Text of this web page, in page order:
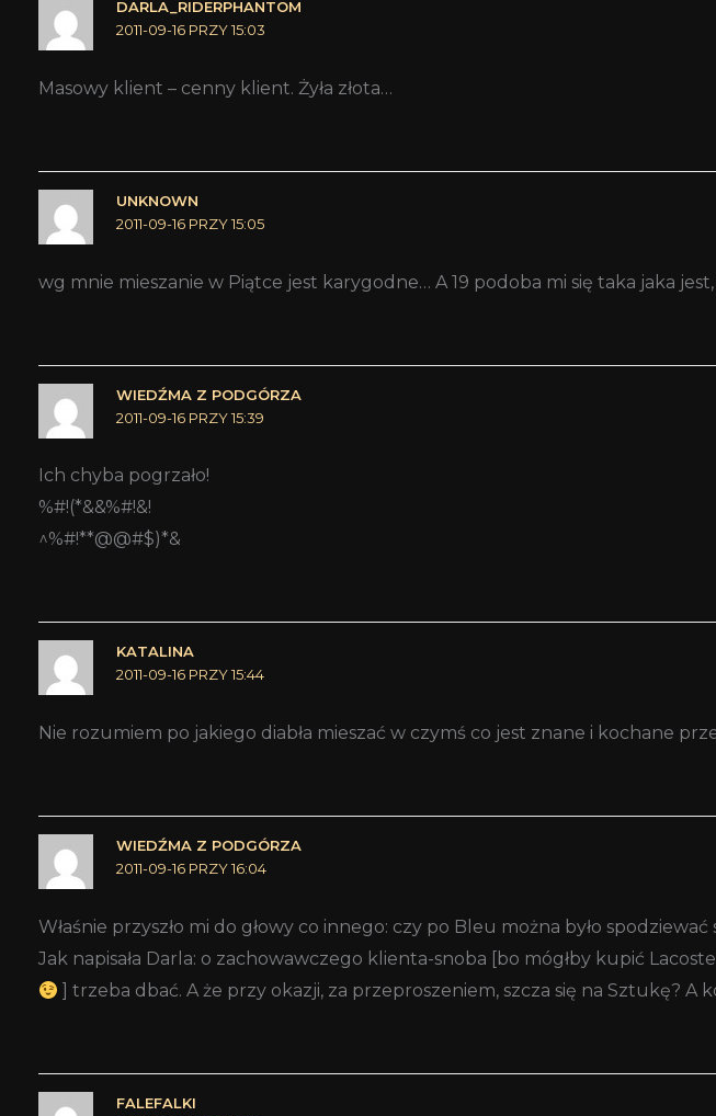
DARLA_RIDERPHANTOM
2011-09-16 PRZY 15:03
Masowy klient – cenny klient. Żyła złota…
UNKNOWN
2011-09-16 PRZY 15:05
wg mnie mieszanie w Piątce jest karygodne… A 19 podoba mi się taka jaka
WIEDŹMA Z PODGÓRZA
2011-09-16 PRZY 15:39
Ich chyba pogrzało!
%#!(*&&%#!&!
^%#!**@@#$)*&
KATALINA
2011-09-16 PRZY 15:44
Nie rozumiem po jakiego diabła mieszać w czymś co jest znane i kochane
WIEDŹMA Z PODGÓRZA
2011-09-16 PRZY 16:04
Właśnie przyszło mi do głowy co innego: czy po Bleu można było
Jak napisała Darla: o zachowawczego klienta-snoba [bo mógłby kupić
] trzeba dbać. A że przy okazji, za przeproszeniem, szcza się na Sztukę? A
FALEFALKI